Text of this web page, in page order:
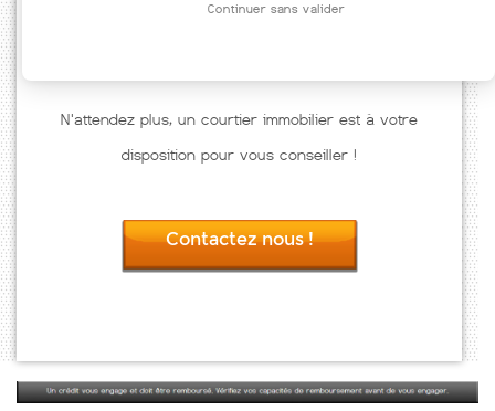
N'attendez plus, un courtier immobilier est à votre
disposition pour vous conseiller !
Contactez nous !
Continuer sans valider